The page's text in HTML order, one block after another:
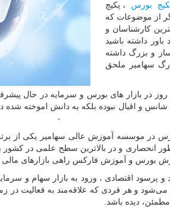
بورس ، پکیج
از موضوعات که
کارشناسان و
داشته باشید
و بزرگ داشته
سهامیر ملحق
در بازار های بورس و سرمایه در حال
شانس و اقبال نبوده بلکه به دانش اموخته
میباشد . -
در موسسه آموزش عالی سهامیر یکی از
و در بالاترین سطح علمی در کشور
پرسود اقتصادی ، ورود به بازار سهام و
و هر فردی که علاقه‌‌مند به فعالیت در
دیده باشد.